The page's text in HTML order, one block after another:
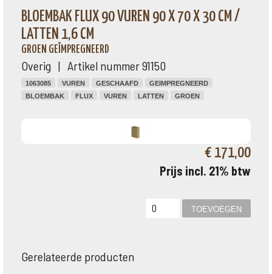
BLOEMBAK FLUX 90 VUREN 90 X 70 X 30 CM /
LATTEN 1,6 CM
GROEN GEÏMPREGNEERD
Overig | Artikel nummer 91150
1063085 VUREN GESCHAAFD
GEIMPREGNEERD
BLOEMBAK
FLUX VUREN LATTEN GROEN
€ 171,00
Prijs incl. 21% btw
Gerelateerde producten